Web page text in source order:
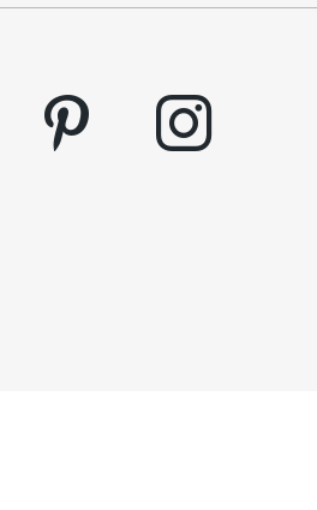
pinterest instagram